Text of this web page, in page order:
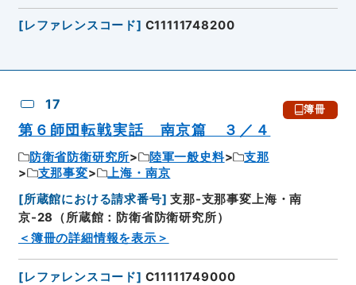
[レファレンスコード] C11111748200
17 簿冊
第６師団転戦実話 南京篇 ３／４
防衛省防衛研究所 陸軍一般史料
支那
支那事変
上海・南京
[所蔵館における請求番号] 支那-支那事変上海・南
京-28（所蔵館：防衛省防衛研究所）
＜簿冊の詳細情報を表示＞
[レファレンスコード] C11111749000